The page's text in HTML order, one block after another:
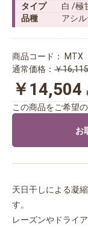
タイプ
白 /極
品種
アシ
商品コード：
MTX
通常価格： ￥16,115
￥14,504
この商品をご希望
お
天日干しによる凝
す。
レーズンやドライ